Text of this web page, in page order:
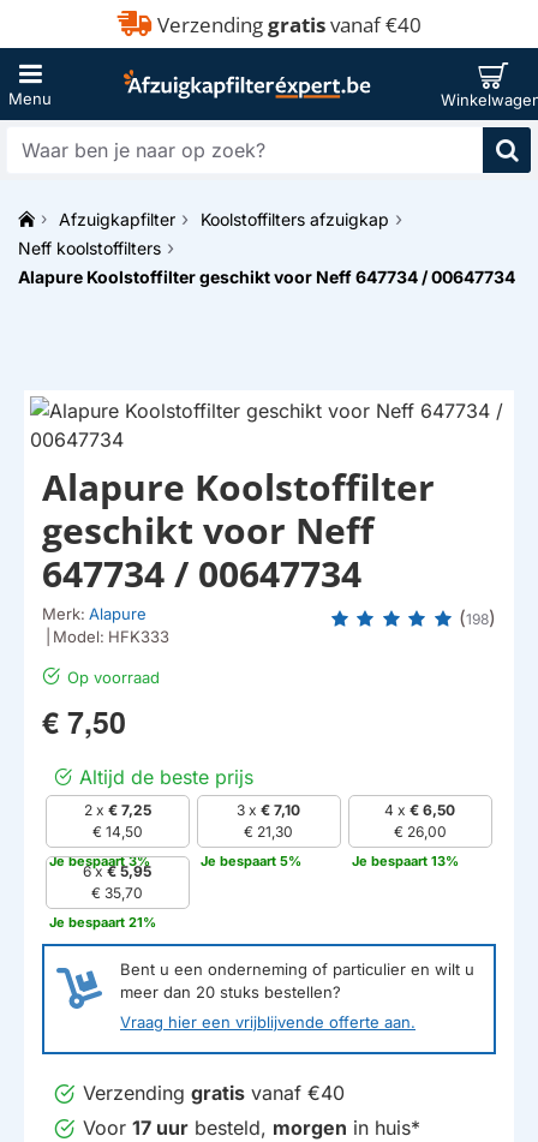
Verzendinggratisvanaf €40
Waar
naar
op
zoek?
h
m
Afzuigkapfilter
Koolstoffilters afzuigkap
Neff koolstoffilters
Alapure Koolstoffilter geschikt voor Neff 647734 / 00647734
HUISMERK
Op voorraad
Alapure Koolstoffilter
geschikt voor Neff
647734 / 00647734
Merk: Alapure
Model: HFK333
(198)
€ 7,50
Altijd de beste prijs
2 x € 7,25
€ 14,50
Je bespaart 3%
3 x€ 7,10
€ 21,30
Je bespaart 5%
4 x€ 6,50
€ 26,00
Je bespaart 13%
6 x€ 5,95
€ 35,70
Je bespaart 21%
Bent u een onderneming of particulier en wilt u
meer dan 20 stuks bestellen?
Vraag hier een vrijblijvende offerte aan.
Verzending gratis vanaf €40
Voor 17 uur besteld, morgen in huis*